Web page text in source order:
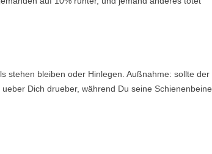
stehen bleiben oder Hinlegen. Außnahme: sollte der
Dich drueber, während Du seine Schienenbeine